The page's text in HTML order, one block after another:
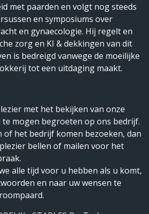
met paarden en volgt nog steeds
en symposiums over
en gynaecologie. Hij regelt en
zorg en KI & dekkingen van dit
is bedreigd vanwege de moeilijke
tot een uitdaging maakt.
met het bekijken van onze
mogen begroeten op ons bedrijf.
of het bedrijf komen bezoeken, dan
bellen of mailen voor het
alle tijd voor u hebben als u komt,
en naar uw wensen te